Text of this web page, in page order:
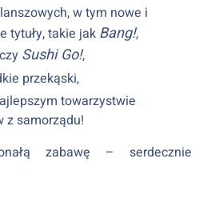
w tym nowe i
tytuły, takie jak Bang!,
Sushi Go!,
przekąski,
towarzystwie
z samorządu!
zabawę – serdecznie